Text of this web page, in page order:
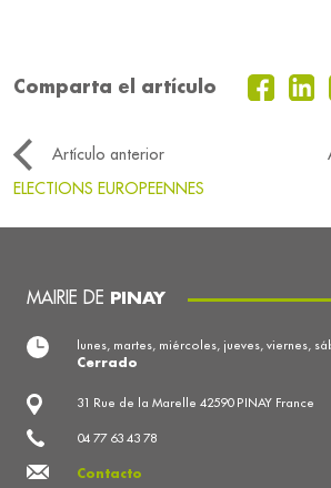
Comparta el artículo
Artículo anterior
ELECTIONS EUROPEENNES
MAIRIE DE PINAY
31 Rue de la Marelle 42590 PINAY France
04 77 63 43 78
Contacto
lunes, martes, miércoles, jueves, viernes,
Cerrado